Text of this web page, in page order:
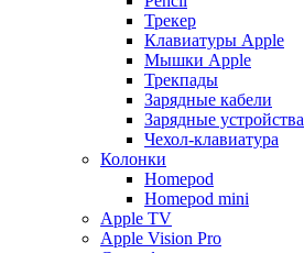
Трекер
Клавиатуры Apple
Мышки Apple
Трекпады
Зарядные кабели
Зарядные устройства
Чехол-клавиатура
Колонки
Homepod
Homepod mini
Apple TV
Apple Vision Pro